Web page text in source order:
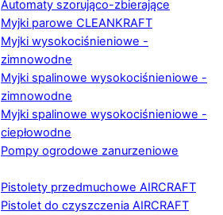
Automaty szorująco-zbierające
Myjki parowe CLEANKRAFT
Myjki wysokociśnieniowe -
zimnowodne
Myjki spalinowe wysokociśnieniowe -
zimnowodne
Myjki spalinowe wysokociśnieniowe -
ciepłowodne
Pompy ogrodowe zanurzeniowe
Pistolety przedmuchowe AIRCRAFT
Pistolet do czyszczenia AIRCRAFT